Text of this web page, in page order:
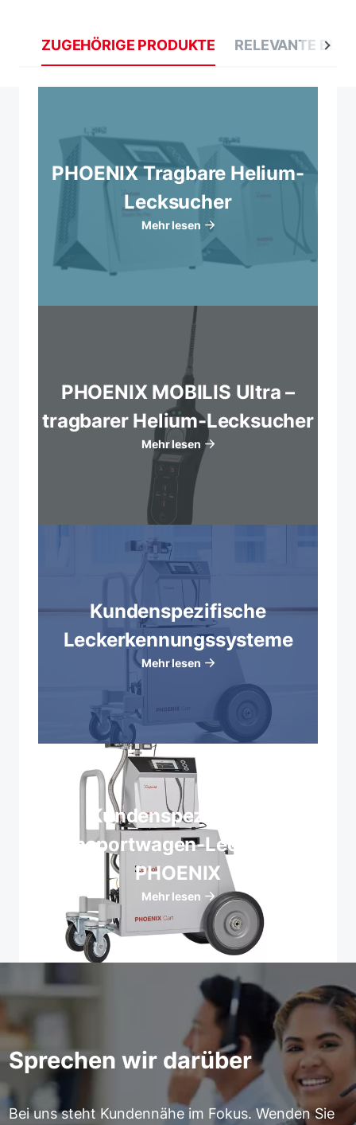
ZUGEHÖRIGE PRODUKTE RELEVANTE
PHOENIX Tragbare Helium-
Lecksucher
Mehr lesen
PHOENIX MOBILIS Ultra –
tragbarer Helium-Lecksucher
Mehr lesen
Kundenspezifische
Leckerkennungssysteme
Mehr lesen
Kundenspezifische
Transportwagen-Lecksucher
PHOENIX
Mehr lesen
Sprechen wir darüber
Bei uns steht Kundennähe im Fokus. Wenden Sie